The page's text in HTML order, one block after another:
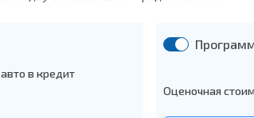
в кредит
Оценочная